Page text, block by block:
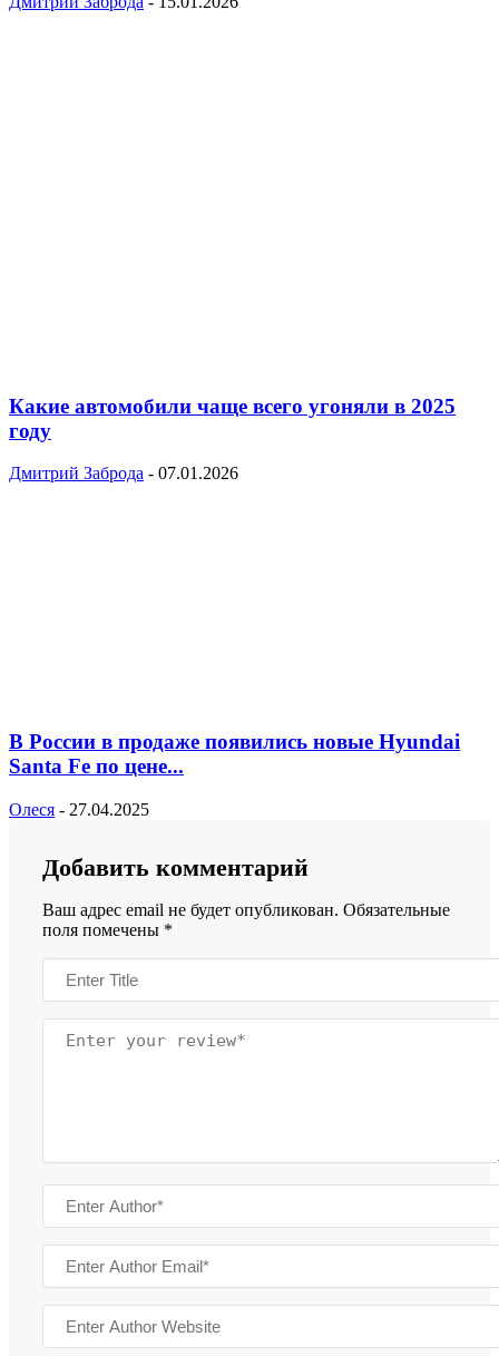
Какие автомобили чаще всего угоняли в 2025
году
Дмитрий Заброда - 07.01.2026
В России в продаже появились новые Hyundai
Santa Fe по цене...
Олеся - 27.04.2025
Добавить комментарий
Ваш адрес email не будет опубликован. Обязательные
поля помечены *